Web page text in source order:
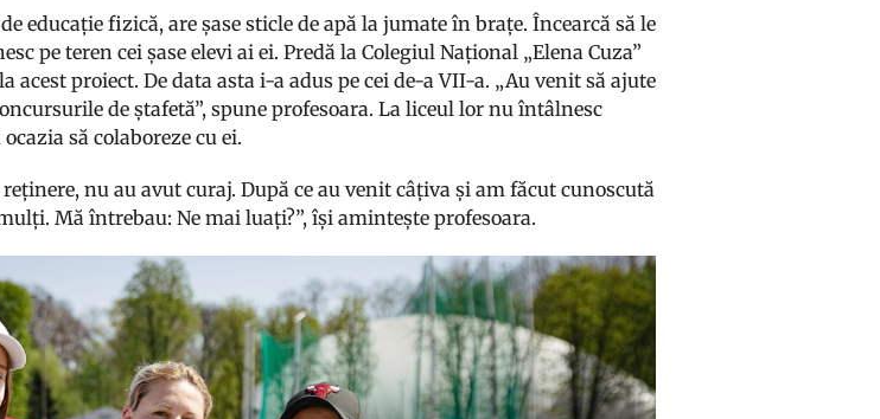
educație fizică, are șase sticle de apă la jumate în brațe. Încearcă să le
pe teren cei șase elevi ai ei. Predă la Colegiul Național „Elena Cuza”
acest proiect. De data asta i-a adus pe cei de-a VII-a. „Au venit să ajute
de ștafetă”, spune profesoara. La liceul lor nu întâlnesc
să colaboreze cu ei.
nu au avut curaj. După ce au venit câțiva și am făcut cunoscută
Mă întrebau: Ne mai luați?”, își amintește profesoara.